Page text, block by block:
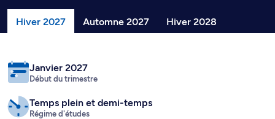
Hiver 2027 Automne 2027 Hiver 2028
Janvier 2027
Début du trimestre
Temps plein et demi-temps
Régime d'études